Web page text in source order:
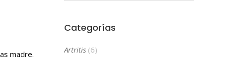
madre.
Categorías
Artritis(6)